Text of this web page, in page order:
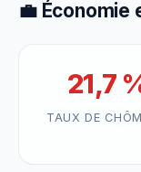
💼 Économie
21,7
TAUX DE